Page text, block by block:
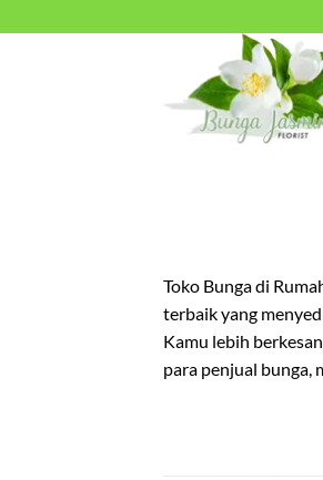
to
Toko Bunga di
terbaik yang
Kamu lebih
para penjual bunga,